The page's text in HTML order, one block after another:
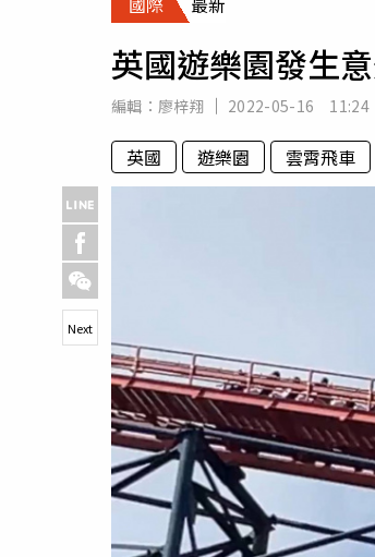
房
英國遊樂園發生
編輯： 廖梓翔 2022-05-16 11:24
英國 遊樂園 雲霄飛車
Next